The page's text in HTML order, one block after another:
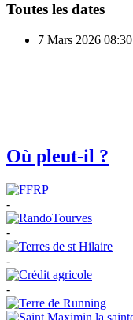
Toutes les dates
7 Mars 2026 08:30
Où pleut-il ?
-
-
-
-